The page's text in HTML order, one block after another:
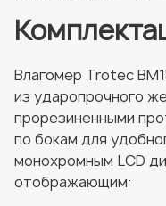
Влагомер Trotec
из ударопрочного
прорезиненными
по бокам для
монохромным LCD
отображающим: